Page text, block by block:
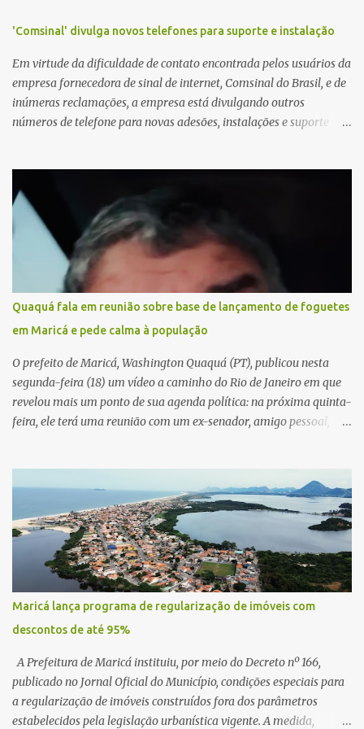
'Comsinal' divulga novos telefones para suporte e instalação
Em virtude da dificuldade de contato encontrada pelos usuários da
empresa fornecedora de sinal de internet, Comsinal do Brasil, e de
inúmeras reclamações, a empresa está divulgando outros
números de telefone para novas adesões, instalações e suporte
Quaquá fala em reunião sobre base de lançamento de foguetes
em Maricá e pede calma à população
O prefeito de Maricá, Washington Quaquá (PT), publicou nesta
segunda-feira (18) um vídeo a caminho do Rio de Janeiro em que
revelou mais um ponto de sua agenda política: na próxima quinta-
feira, ele terá uma reunião com um ex-senador, amigo pessoal,
atenção pela ousadia do projeto, que colocaria Maricá em um
novo patamar de visibilidade tecnológica e estratégica. Segundo
Quaquá, a conversa será o início de um debate maior sobre a
viabilidade dessa estrutura na cidade. Durante o vídeo, o prefeito
também respondeu às críticas que vem recebendo. Segundo ele,
muitas pessoas estão dizendo que promete muito, mas não estaria
entregando resultados imediatos. Quaquá pediu paciência e
garantiu que os frutos começarão a aparecer em breve. “O pessoal
fala que eu prometo muito, mas não faço nada. Eu digo: calma.
Vocês Esperam, daqui a um ano o que será feito em Mari...
Maricá lança programa de regularização de imóveis com
descontos de até 95%
A Prefeitura de Maricá instituiu, por meio do Decreto nº 166,
publicado no Jornal Oficial do Município, condições especiais para
a regularização de imóveis construídos fora dos parâmetros
estabelecidos pela legislação urbanística vigente. A medida,